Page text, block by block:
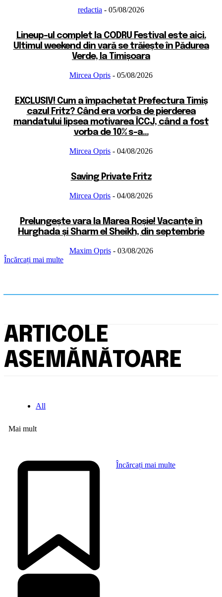
redactia - 05/08/2026
Lineup-ul complet la CODRU Festival este aici.
Ultimul weekend din vară se trăiește în Pădurea
Verde, la Timișoara
Mircea Opris - 05/08/2026
EXCLUSIV! Cum a împachetat Prefectura Timiș
cazul Fritz? Când era vorba de pierderea
mandatului lipsea motivarea ÎCCJ, când a fost
vorba de 10% s-a...
Mircea Opris - 04/08/2026
Saving Private Fritz
Mircea Opris - 04/08/2026
Prelungește vara la Marea Roșie! Vacanțe în
Hurghada și Sharm el Sheikh, din septembrie
Maxim Opris - 03/08/2026
Încărcați mai multe
ARTICOLE
ASEMĂNĂTOARE
All
Mai mult
Încărcați mai multe